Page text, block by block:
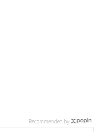
Recommended by